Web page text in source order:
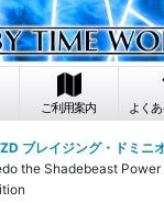
ご利用案内 よく
ブレイジング・ドミニ
the Shadebeast